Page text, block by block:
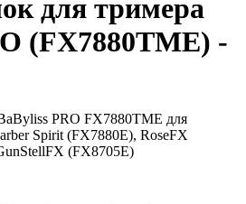
для тримера
(FX7880TME) -
PRO FX7880TME для
Spirit (FX7880E), RoseFX
(FX8705E)